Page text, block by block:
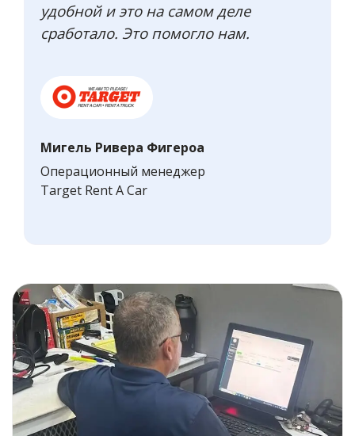
удобной и это на самом деле
сработало. Это помогло нам.
Мигель Ривера Фигероа
Операционный менеджер
Target Rent A Car